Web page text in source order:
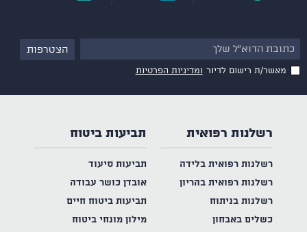
מאשר/ת רישום לדיור ומדיניות הפרטיות
רשלנות רפואית
רשלנות רפואית בלידה
רשלנות רפואית בהריון
רשלנות בניתוח
כשלים באבחון
תביעות ביטוח
תביעות סיעוד
אובדן כושר עבודה
תביעות ביטוח חיים
מילון מונחי ביטוח